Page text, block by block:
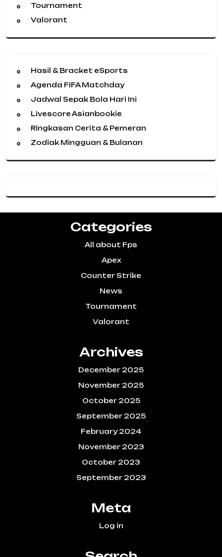
Tournament
Valorant
Hasil & Bracket eSports
Agenda FIFA Matchday
Jadwal Sepak Bola Hari Ini
Livescore Asianbookie
Ringkasan Cerita & Pemeran
Zodiak Mingguan & Bulanan
Categories
All about Fps
Apex
Counter Strike
News
Tournament
Valorant
Archives
December 2025
November 2025
October 2025
September 2025
February 2024
November 2023
October 2023
September 2023
Meta
Log in